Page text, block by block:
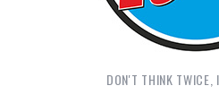
DON'T THINK TWICE,